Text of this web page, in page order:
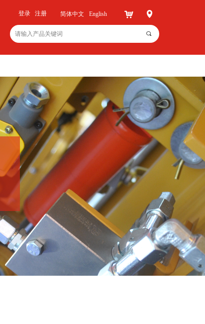
끠
登录 注册 简体中文 English 낙 넹